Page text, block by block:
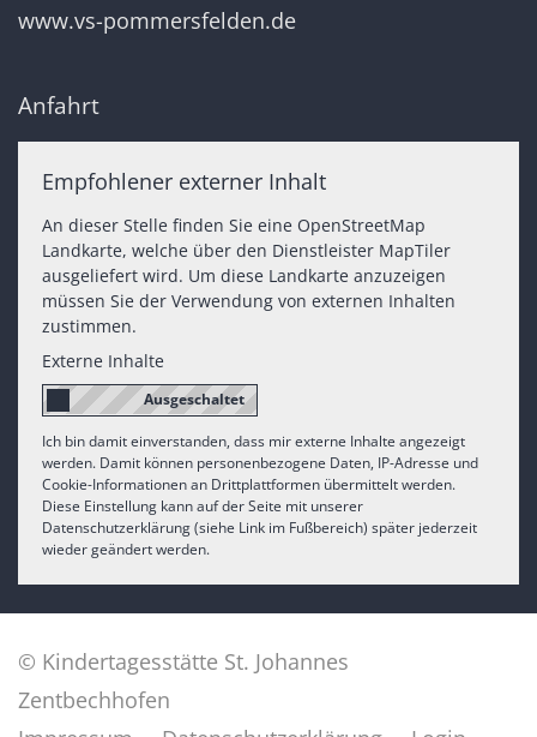
www.vs-pommersfelden.de
Anfahrt
Empfohlener externer Inhalt
An dieser Stelle finden Sie eine OpenStreetMap
Landkarte, welche über den Dienstleister MapTiler
ausgeliefert wird. Um diese Landkarte anzuzeigen
müssen Sie der Verwendung von externen Inhalten
zustimmen.
Externe Inhalte
Ich bin damit einverstanden, dass mir externe Inhalte angezeigt
werden. Damit können personenbezogene Daten, IP-Adresse und
Cookie-Informationen an Drittplattformen übermittelt werden.
Diese Einstellung kann auf der Seite mit unserer
Datenschutzerklärung (siehe Link im Fußbereich) später jederzeit
wieder geändert werden.
© Kindertagesstätte St. Johannes
Zentbechhofen